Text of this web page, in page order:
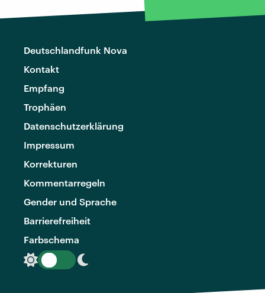
Deutschlandfunk Nova
Kontakt
Empfang
Trophäen
Datenschutzerklärung
Impressum
Korrekturen
Kommentarregeln
Gender und Sprache
Barrierefreiheit
Farbschema